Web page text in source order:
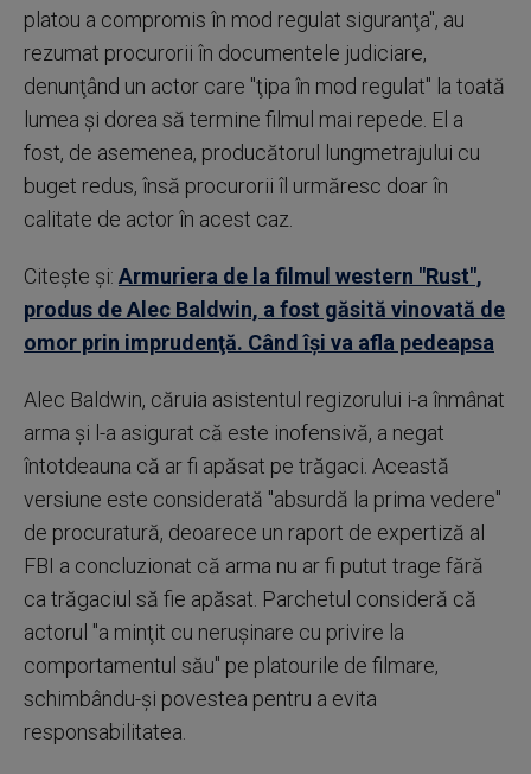
platou a compromis în mod regulat siguranţa", au
rezumat procurorii în documentele judiciare,
denunţând un actor care "ţipa în mod regulat" la toată
lumea şi dorea să termine filmul mai repede. El a
fost, de asemenea, producătorul lungmetrajului cu
buget redus, însă procurorii îl urmăresc doar în
calitate de actor în acest caz.
Citește și: Armuriera de la filmul western "Rust",
produs de Alec Baldwin, a fost găsită vinovată de
omor prin imprudenţă. Când își va afla pedeapsa
Alec Baldwin, căruia asistentul regizorului i-a înmânat
arma şi l-a asigurat că este inofensivă, a negat
întotdeauna că ar fi apăsat pe trăgaci. Această
versiune este considerată "absurdă la prima vedere"
de procuratură, deoarece un raport de expertiză al
FBI a concluzionat că arma nu ar fi putut trage fără
ca trăgaciul să fie apăsat. Parchetul consideră că
actorul "a minţit cu neruşinare cu privire la
comportamentul său" pe platourile de filmare,
schimbându-şi povestea pentru a evita
responsabilitatea.